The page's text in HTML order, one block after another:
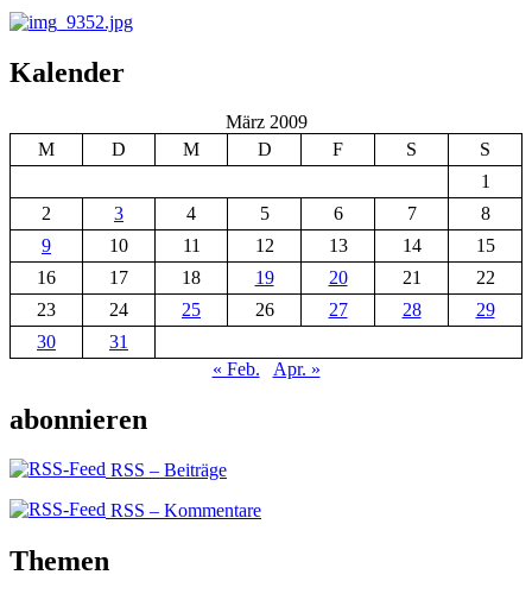
Kalender
März 2009
M
D M D F S
S
1
2
3 4 5 6 7
8
9
10 11 12 13 14
15
16
17 18 19 20 21
22
23
24 25 26 27 28
29
30
31
« Feb.
Apr. »
abonnieren
RSS – Beiträge
RSS – Kommentare
Themen